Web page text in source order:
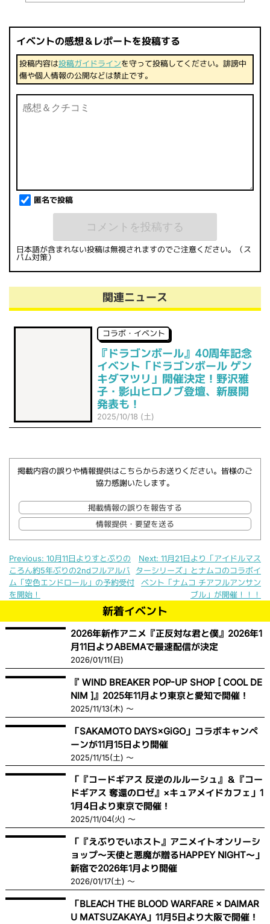
イベントの感想＆レポートを投稿する
投稿内容は投稿ガイドラインを守って投稿してください。誹謗中
傷や個人情報の公開などは禁止です。
匿名で投稿
日本語が含まれない投稿は無視されますのでご注意ください。（ス
パム対策）
関連ニュース
コラボ・イベント
『ドラゴンボール』40周年記念
イベント「ドラゴンボール ゲン
キダマツリ」開催決定！野沢雅
子・影山ヒロノブ登壇、新展開
発表も！
2025/10/18 (土)
掲載内容の誤りや情報提供はこちらからお送りください。皆様のご
協力感謝いたします。
掲載情報の誤りを報告する
情報提供・要望を送る
投稿ナビゲーション
Previous: 10月11日よりすとぷりの
ころん約5年ぶりの2ndフルアルバ
ム「空色エンドロール」の予約受付
を開始！
Next: 11月21日より「アイドルマス
ターシリーズ」とナムコのコラボイ
ベント「ナムコ チアフルアンサン
ブル」が開催！！！
新着イベント
2026年新作アニメ『正反対な君と僕』2026年1
月11日よりABEMAで最速配信が決定
2026/01/11(日)
『 WIND BREAKER POP-UP SHOP [ COOL DE
NIM ]』2025年11月より東京と愛知で開催！
2025/11/13(木) ～
「SAKAMOTO DAYS×GiGO」コラボキャンペ
ーンが11月15日より開催
2025/11/15(土) ～
「『コードギアス 反逆のルルーシュ』＆『コー
ドギアス 奪還のロゼ』×キュアメイドカフェ」1
1月4日より東京で開催！
2025/11/04(火) ～
「『えぶりでいホスト』アニメイトオンリーシ
ョップ〜天使と悪魔が贈るHAPPEY NIGHT〜」
新宿で2026年1月より開催
2026/01/17(土) ～
「BLEACH THE BLOOD WARFARE × DAIMAR
U MATSUZAKAYA」11月5日より大阪で開催！